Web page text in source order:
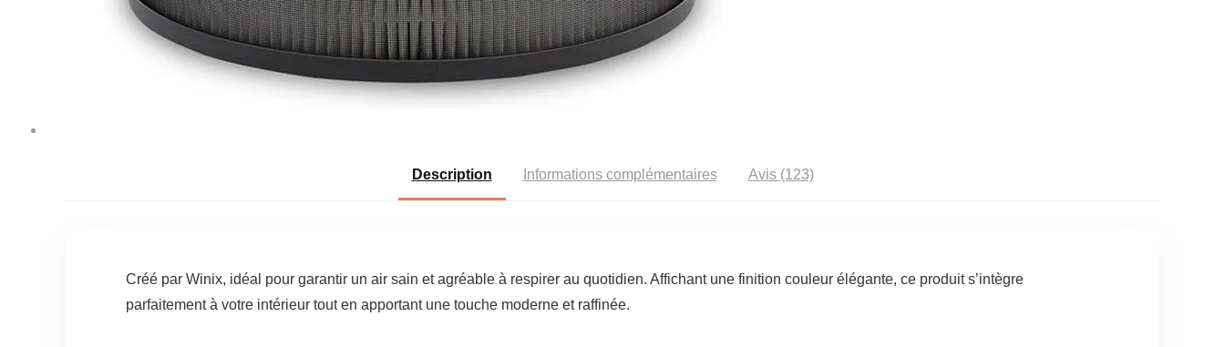
Description Informations complémentaires Avis (123)
Créé par Winix, idéal pour garantir un air sain et agréable à respirer au quotidien. Affichant une finition couleur élégante, ce produit s’intègre
parfaitement à votre intérieur tout en apportant une touche moderne et raffinée.